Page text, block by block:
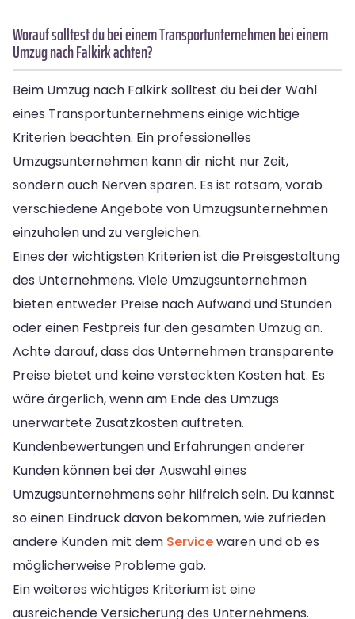
Worauf solltest du bei einem Transportunternehmen bei einem
Umzug nach Falkirk achten?
Beim Umzug nach Falkirk solltest du bei der Wahl
eines Transportunternehmens einige wichtige
Kriterien beachten. Ein professionelles
Umzugsunternehmen kann dir nicht nur Zeit,
sondern auch Nerven sparen. Es ist ratsam, vorab
verschiedene Angebote von Umzugsunternehmen
einzuholen und zu vergleichen.
Eines der wichtigsten Kriterien ist die Preisgestaltung
des Unternehmens. Viele Umzugsunternehmen
bieten entweder Preise nach Aufwand und Stunden
oder einen Festpreis für den gesamten Umzug an.
Achte darauf, dass das Unternehmen transparente
Preise bietet und keine versteckten Kosten hat. Es
wäre ärgerlich, wenn am Ende des Umzugs
unerwartete Zusatzkosten auftreten.
Kundenbewertungen und Erfahrungen anderer
Kunden können bei der Auswahl eines
Umzugsunternehmens sehr hilfreich sein. Du kannst
so einen Eindruck davon bekommen, wie zufrieden
andere Kunden mit dem Servicewaren und ob es
möglicherweise Probleme gab.
Ein weiteres wichtiges Kriterium ist eine
ausreichende Versicherung des Unternehmens.